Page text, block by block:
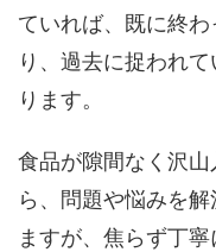
ていれば、既に終
り、過去に捉われ
ります。
食品が隙間なく沢
ら、問題や悩みを
ますが、焦らず丁